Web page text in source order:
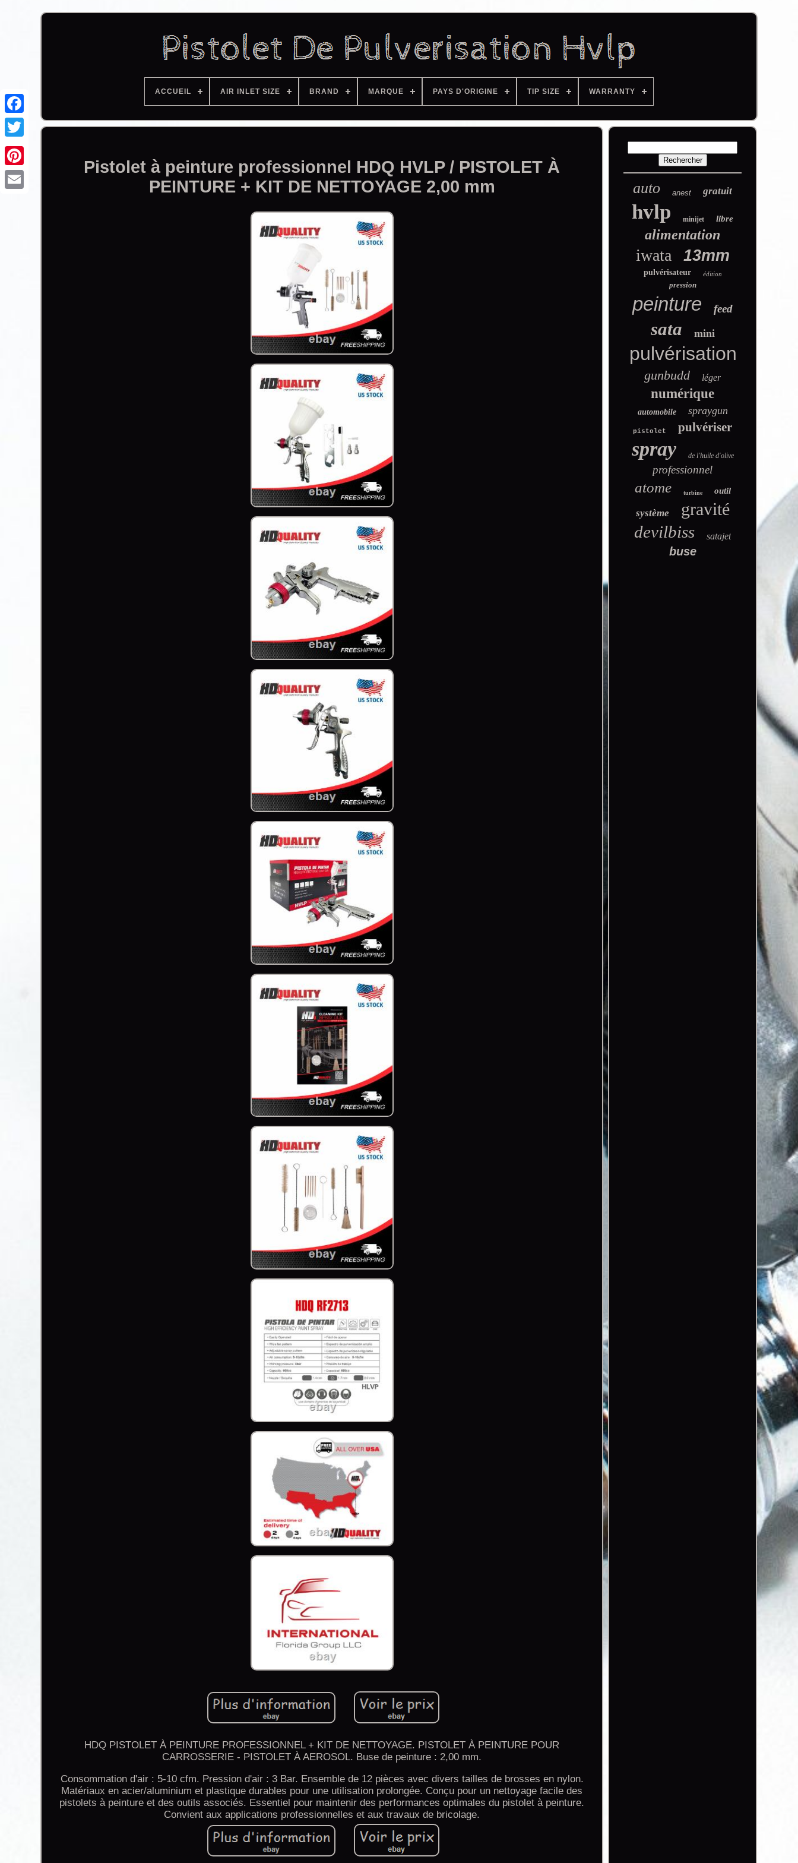
Facebook
ACCUEIL AIR INLET SIZE BRAND MARQUE PAYS D'ORIGINE TIP SIZE WARRANTY
Pistolet à peinture professionnel HDQ HVLP / PISTOLET À
PEINTURE + KIT DE NETTOYAGE 2,00 mm
HDQ PISTOLET À PEINTURE PROFESSIONNEL + KIT DE NETTOYAGE. PISTOLET À PEINTURE POUR
CARROSSERIE - PISTOLET À AEROSOL. Buse de peinture : 2,00 mm.
Consommation d'air : 5-10 cfm. Pression d'air : 3 Bar. Ensemble de 12 pièces avec divers tailles de brosses en nylon.
Matériaux en acier/aluminium et plastique durables pour une utilisation prolongée. Conçu pour un nettoyage facile des
pistolets à peinture et des outils associés. Essentiel pour maintenir des performances optimales du pistolet à peinture.
Convient aux applications professionnelles et aux travaux de bricolage.
auto anest gratuit
hvlp minijet libre
alimentation
iwata 13mm
pulvérisateur édition
pression
peinture feed
sata mini
pulvérisation
gunbudd léger
numérique
automobile spraygun
pistolet pulvériser
spray de l'huile d'olive
professionnel
atome turbine outil
système gravité
devilbiss satajet
buse